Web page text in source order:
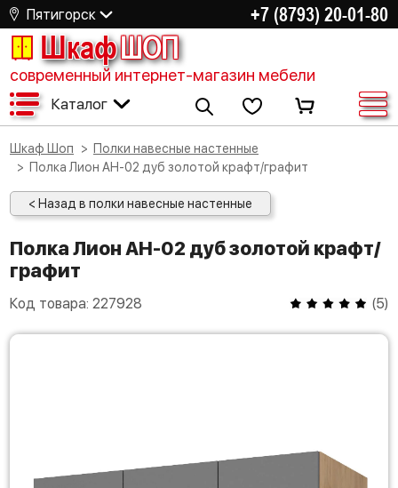
Пятигорск +7 (8793) 20-01-80
ШкафШОП
современный интернет-магазин мебели
Каталог
Шкаф Шоп
Полки навесные настенные
Полка Лион АН-02 дуб золотой крафт/графит
< Назад в полки навесные настенные
Полка Лион АН-02 дуб золотой крафт/
графит
Код товара: 227928 (5)